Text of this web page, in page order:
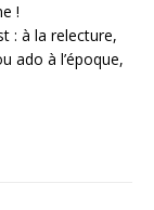
!
: à la relecture,
ado à l’époque,